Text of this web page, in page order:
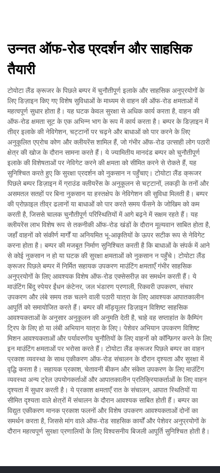
उन्नत ऑफ-रोड प्रदर्शन और साहसिक
तैयारी
टोयोटा लैंड क्रूजर के पिछले बम्पर में चुनौतीपूर्ण इलाके और साहसिक अनुप्रयोगों के
लिए डिज़ाइन किए गए विशेष सुविधाओं के माध्यम से वाहन की ऑफ-रोड क्षमताओं में
महत्वपूर्ण सुधार होता है। यह घटक केवल सुरक्षा से अधिक कार्य करता है, वाहन की
ऑफ-रोड क्षमता सूट के एक अभिन्न भाग के रूप में कार्य करता है। बम्पर के डिज़ाइन में
तीव्र इलाके की नेविगेशन, चट्टानों पर चढ़ने और बाधाओं को पार करने के लिए
अनुकूलित एप्रोच कोण और क्लीयरेंस शामिल हैं, जो गंभीर ऑफ-रोड उत्साही लोग पठारी
क्षेत्र की खोज के दौरान सामना करते हैं। ये ज्यामितीय मानदंड बम्पर को चुनौतीपूर्ण
इलाके की विशेषताओं पर नेविगेट करने की क्षमता को सीमित करने से रोकते हैं, यह
सुनिश्चित करते हुए कि सुरक्षा प्रदर्शन को नुकसान न पहुँचाए। टोयोटा लैंड क्रूजर
पिछले बम्पर डिज़ाइन में ग्राउंड क्लीयरेंस के अनुकूलन से चट्टानों, लकड़ी के तनों और
असमतल सतहों पर बिना नुकसान या हस्तक्षेप के नेविगेशन की सुविधा मिलती है। बम्पर
की प्रोफ़ाइल तीव्र ढलानों या बाधाओं को पार करते समय फँसने के जोखिम को कम
करती है, जिससे चालक चुनौतीपूर्ण परिस्थितियों में आगे बढ़ने में सक्षम रहते हैं। यह
क्लीयरेंस लाभ विशेष रूप से तकनीकी ऑफ-रोड खंडों के दौरान मूल्यवान साबित होता है,
जहाँ वाहनों को संकीर्ण मार्गों या अनियमित भू-आकृतियों के ऊपर सटीक रूप से नेविगेट
करना होता है। बम्पर की मजबूत निर्माण सुनिश्चित करती है कि बाधाओं के संपर्क में आने
से कोई नुकसान न हो या घटक की सुरक्षा क्षमताओं को नुकसान न पहुँचे। टोयोटा लैंड
क्रूजर पिछले बम्पर में निर्मित सहायक उपकरण माउंटिंग क्षमताएँ गंभीर साहसिक
अनुप्रयोगों के लिए आवश्यक विशेष ऑफ-रोड एक्सेसरीज़ का समर्थन करती हैं। ये
माउंटिंग बिंदु स्पेयर ईंधन कंटेनर, जल भंडारण प्रणाली, रिकवरी उपकरण, संचार
उपकरण और लंबे समय तक चलने वाली पठारी यात्रा के लिए आवश्यक आपातकालीन
आपूर्ति को समायोजित करते हैं। बम्पर की मॉड्यूलर डिज़ाइन विशिष्ट साहसिक
आवश्यकताओं के अनुसार अनुकूलन की अनुमति देती है, चाहे वह सप्ताहांत के कैम्पिंग
ट्रिप के लिए हो या लंबी अभियान यात्रा के लिए। पेशेवर अभियान उपकरण विशिष्ट
मिशन आवश्यकताओं और पर्यावरणीय चुनौतियों के लिए वाहनों को कॉन्फ़िगर करने के लिए
इन माउंटिंग क्षमताओं पर भरोसा करते हैं। टोयोटा लैंड क्रूजर पिछले बम्पर का वाहन
प्रकाश व्यवस्था के साथ एकीकरण ऑफ-रोड संचालन के दौरान दृश्यता और सुरक्षा में
वृद्धि करता है। सहायक प्रकाश, चेतावनी बीकन और संकेत उपकरण के लिए माउंटिंग
व्यवस्था अन्य ट्रेल उपयोगकर्ताओं और आपातकालीन प्रतिक्रियाकर्ताओं के लिए वाहन
दृश्यता में सुधार करती है। ये प्रकाश क्षमताएँ रात के संचालन, आपात स्थितियों या
सीमित दृश्यता वाले क्षेत्रों में संचालन के दौरान आवश्यक साबित होती हैं। बम्पर का
विद्युत एकीकरण मानक प्रकाश फलनों और विशेष उपकरण आवश्यकताओं दोनों का
समर्थन करता है, जिससे मांग वाले ऑफ-रोड साहसिक कार्यों और पेशेवर अनुप्रयोगों के
दौरान महत्वपूर्ण सुरक्षा प्रणालियों के लिए विश्वसनीय बिजली आपूर्ति सुनिश्चित होती है।